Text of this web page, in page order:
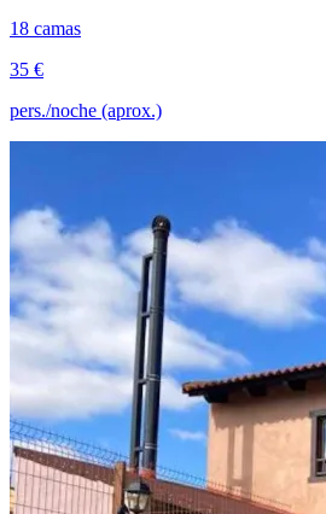
18 camas
35 €
pers./noche (aprox.)